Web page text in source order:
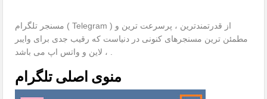
مسنجر تلگرام ( Telegram ) از قدرتمندترین ، پرسرعت ترین و
مطمئن ترین مسنجرهای کنونی در دنیاست که رقیب جدی برای وایبر